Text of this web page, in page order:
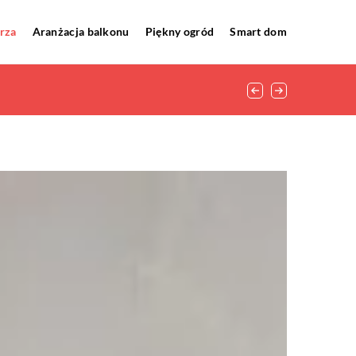
Aranżacja balkonu Piękny ogród Smart dom
produktów, do wyboru